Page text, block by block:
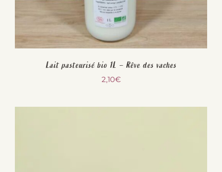
Lait pasteurisé bio 1L – Rêve des vaches
2,10€